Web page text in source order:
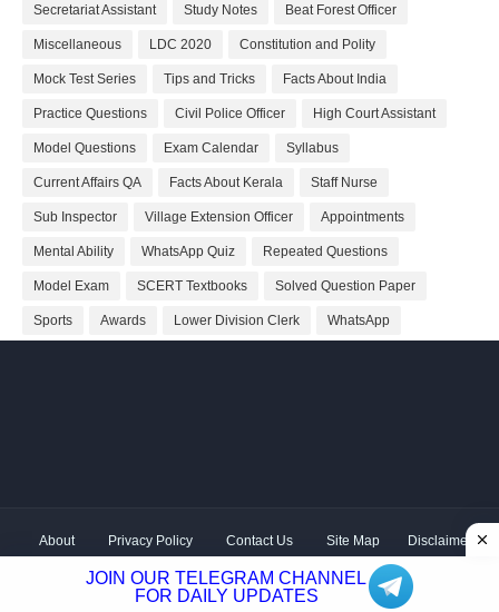
Secretariat Assistant Study Notes Beat Forest Officer
Miscellaneous LDC 2020 Constitution and Polity
Mock Test Series Tips and Tricks Facts About India
Practice Questions Civil Police Officer High Court Assistant
Model Questions Exam Calendar Syllabus
Current Affairs QA Facts About Kerala Staff Nurse
Sub Inspector Village Extension Officer Appointments
Mental Ability WhatsApp Quiz Repeated Questions
Model Exam SCERT Textbooks Solved Question Paper
Sports Awards Lower Division Clerk WhatsApp
JOIN OUR TELEGRAM CHANNEL
FOR DAILY UPDATES
About Privacy Policy Contact Us Site Map Disclaimer
Hum
Hindustani| Distributed byKerala PSC GK